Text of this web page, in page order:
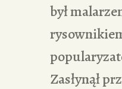
był
Zasłynął